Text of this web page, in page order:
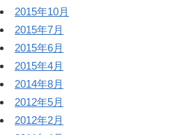
2015年10月
2015年7月
2015年6月
2015年4月
2014年8月
2012年5月
2012年2月